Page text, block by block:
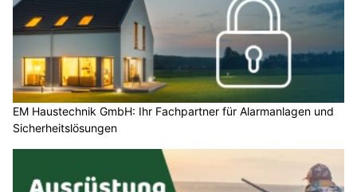
EM Haustechnik GmbH: Ihr Fachpartner für Alarmanlagen und
Sicherheitslösungen